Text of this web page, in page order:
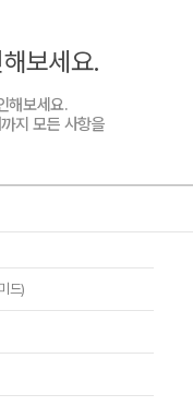
보세요.
해보세요.
지 모든 사항을
드)